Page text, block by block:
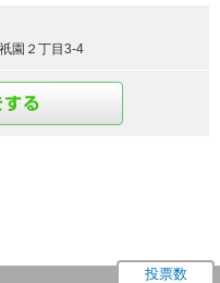
園２丁目3-4
投票数